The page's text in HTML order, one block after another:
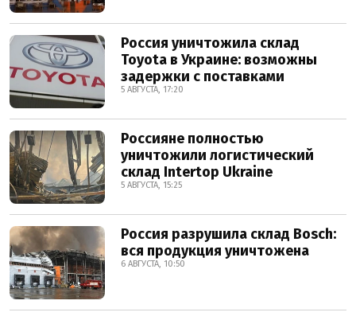
Россия уничтожила склад
Toyota в Украине: возможны
задержки с поставками
5 АВГУСТА, 17:20
Россияне полностью
уничтожили логистический
склад Intertop Ukraine
5 АВГУСТА, 15:25
Россия разрушила склад Bosch:
вся продукция уничтожена
6 АВГУСТА, 10:50